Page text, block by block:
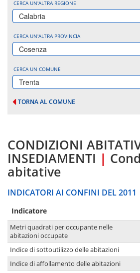
CERCA UN'ALTRA REGIONE
Calabria
CERCA UN'ALTRA PROVINCIA
Cosenza
CERCA UN COMUNE
Trenta
TORNA AL COMUNE
CONDIZIONI
INSEDIAMENTI |
abitative
INDICATORI AI CONFINI DEL 2011
Indicatore
Metri quadrati per occupante nelle
abitazioni occupate
Indice di sottoutilizzo delle abitazioni
Indice di affollamento delle abitazioni